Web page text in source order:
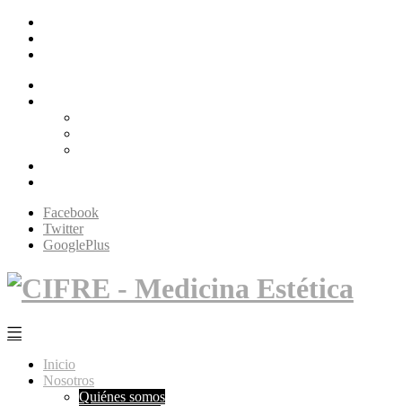
Facebook
Twitter
GooglePlus
Inicio
Nosotros
Quiénes somos